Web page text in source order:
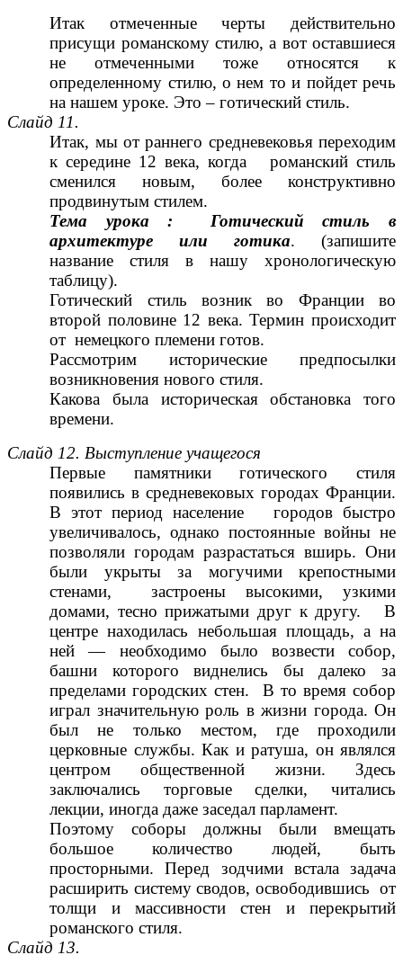
Итак отмеченные черты действительно
присущи романскому стилю, а вот оставшиеся
не отмеченными тоже относятся к
определенному стилю, о нем то и пойдет речь
на нашем уроке. Это – готический стиль.
Слайд 11.
Итак, мы от раннего средневековья переходим
к середине 12 века, когда романский стиль
сменился новым, более конструктивно
продвинутым стилем.
Тема урока : Готический стиль в
архитектуре или готика. (запишите
название стиля в нашу хронологическую
таблицу).
Готический стиль возник во Франции во
второй половине 12 века. Термин происходит
от немецкого племени готов.
Рассмотрим исторические предпосылки
возникновения нового стиля.
Какова была историческая обстановка того
времени.
Слайд 12. Выступление учащегося
Первые памятники готического стиля
появились в средневековых городах Франции.
В этот период население городов быстро
увеличивалось, однако постоянные войны не
позволяли городам разрастаться вширь. Они
были укрыты за могучими крепостными
стенами, застроены высокими, узкими
домами, тесно прижатыми друг к другу. В
центре находилась небольшая площадь, а на
ней — необходимо было возвести собор,
башни которого виднелись бы далеко за
пределами городских стен. В то время собор
играл значительную роль в жизни города. Он
был не только местом, где проходили
церковные службы. Как и ратуша, он являлся
центром общественной жизни. Здесь
заключались торговые сделки, читались
лекции, иногда даже заседал парламент.
Поэтому соборы должны были вмещать
большое количество людей, быть
просторными. Перед зодчими встала задача
расширить систему сводов, освободившись от
толщи и массивности стен и перекрытий
романского стиля.
Слайд 13.